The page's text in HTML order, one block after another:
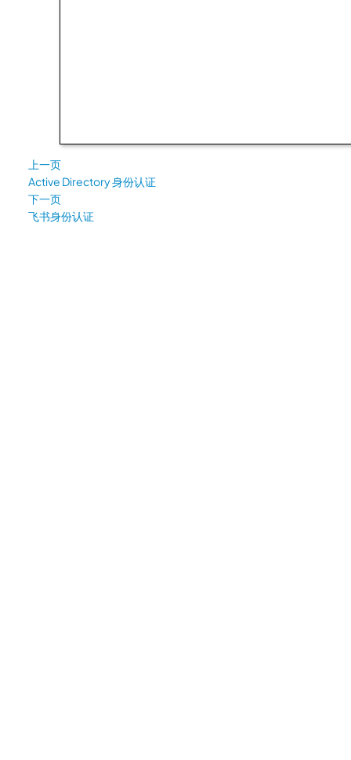
上一页
Active Directory 身份认证
下一页
飞书身份认证